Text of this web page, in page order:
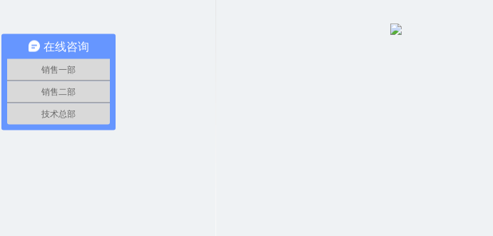
在线咨询
销售一部
销售二部
技术总部